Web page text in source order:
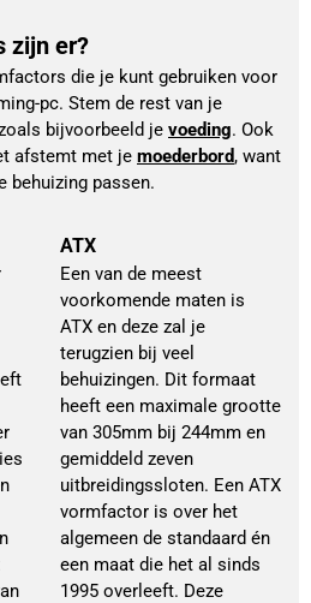
zijn er?
die je kunt gebruiken voor
pc. Stem de rest van je
bijvoorbeeld je voeding. Ook
afstemt met je moederbord, want
behuizing passen.
ATX
Een van de meest
voorkomende maten is
ATX en deze zal je
terugzien bij veel
behuizingen. Dit formaat
heeft een maximale grootte
van 305mm bij 244mm en
gemiddeld zeven
uitbreidingssloten. Een ATX
vormfactor is over het
algemeen de standaard én
een maat die het al sinds
1995 overleeft. Deze